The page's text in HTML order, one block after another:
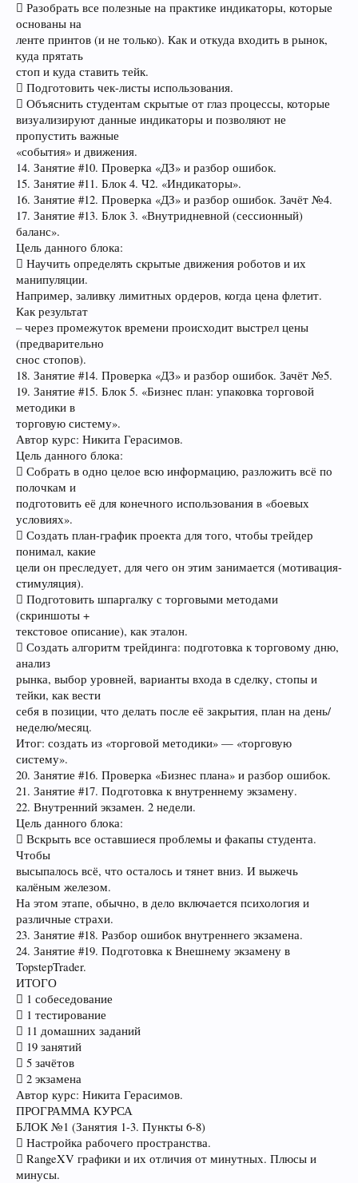
 Разобрать все полезные на практике индикаторы, которые
основаны на
ленте принтов (и не только). Как и откуда входить в рынок,
куда прятать
стоп и куда ставить тейк.
 Подготовить чек-листы использования.
 Объяснить студентам скрытые от глаз процессы, которые
визуализируют данные индикаторы и позволяют не
пропустить важные
«события» и движения.
14. Занятие #10. Проверка «ДЗ» и разбор ошибок.
15. Занятие #11. Блок 4. Ч2. «Индикаторы».
16. Занятие #12. Проверка «ДЗ» и разбор ошибок. Зачёт №4.
17. Занятие #13. Блок 3. «Внутридневной (сессионный)
баланс».
Цель данного блока:
 Научить определять скрытые движения роботов и их
манипуляции.
Например, заливку лимитных ордеров, когда цена флетит.
Как результат
– через промежуток времени происходит выстрел цены
(предварительно
снос стопов).
18. Занятие #14. Проверка «ДЗ» и разбор ошибок. Зачёт №5.
19. Занятие #15. Блок 5. «Бизнес план: упаковка торговой
методики в
торговую систему».
Автор курс: Никита Герасимов.
Цель данного блока:
 Собрать в одно целое всю информацию, разложить всё по
полочкам и
подготовить её для конечного использования в «боевых
условиях».
 Создать план-график проекта для того, чтобы трейдер
понимал, какие
цели он преследует, для чего он этим занимается (мотивация-
стимуляция).
 Подготовить шпаргалку с торговыми методами
(скриншоты +
текстовое описание), как эталон.
 Создать алгоритм трейдинга: подготовка к торговому дню,
анализ
рынка, выбор уровней, варианты входа в сделку, стопы и
тейки, как вести
себя в позиции, что делать после её закрытия, план на день/
неделю/месяц.
Итог: создать из «торговой методики» — «торговую
систему».
20. Занятие #16. Проверка «Бизнес плана» и разбор ошибок.
21. Занятие #17. Подготовка к внутреннему экзамену.
22. Внутренний экзамен. 2 недели.
Цель данного блока:
 Вскрыть все оставшиеся проблемы и факапы студента.
Чтобы
высыпалось всё, что осталось и тянет вниз. И выжечь
калёным железом.
На этом этапе, обычно, в дело включается психология и
различные страхи.
23. Занятие #18. Разбор ошибок внутреннего экзамена.
24. Занятие #19. Подготовка к Внешнему экзамену в
TopstepTrader.
ИТОГО
 1 собеседование
 1 тестирование
 11 домашних заданий
 19 занятий
 5 зачётов
 2 экзамена
Автор курс: Никита Герасимов.
ПРОГРАММА КУРСА
БЛОК №1 (Занятия 1-3. Пункты 6-8)
 Настройка рабочего пространства.
 RangeXV графики и их отличия от минутных. Плюсы и
минусы.